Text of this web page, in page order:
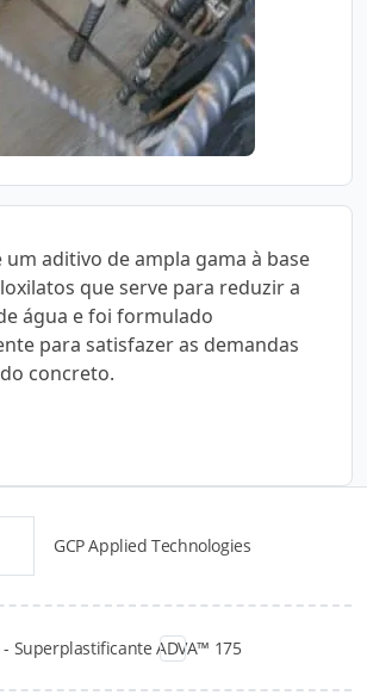
um aditivo de ampla gama à base
que serve para reduzir a
água e foi formulado
para satisfazer as demandas
concreto.
GCP Applied Technologies
- Superplastificante ADVA™ 175
para Download